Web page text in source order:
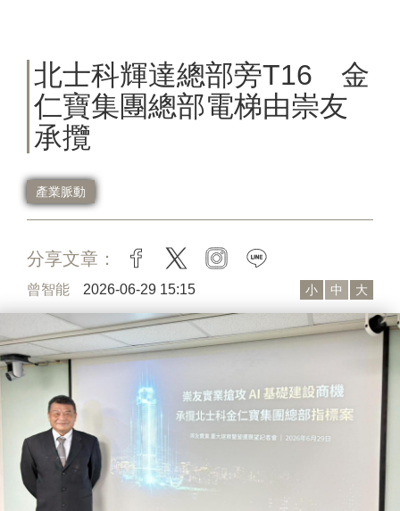
北士科輝達總部旁T16 金
仁寶集團總部電梯由崇友
承攬
產業脈動
分享文章： facebook
twitter instagram
曾智能 2026-06-29 15:15 小 中 大